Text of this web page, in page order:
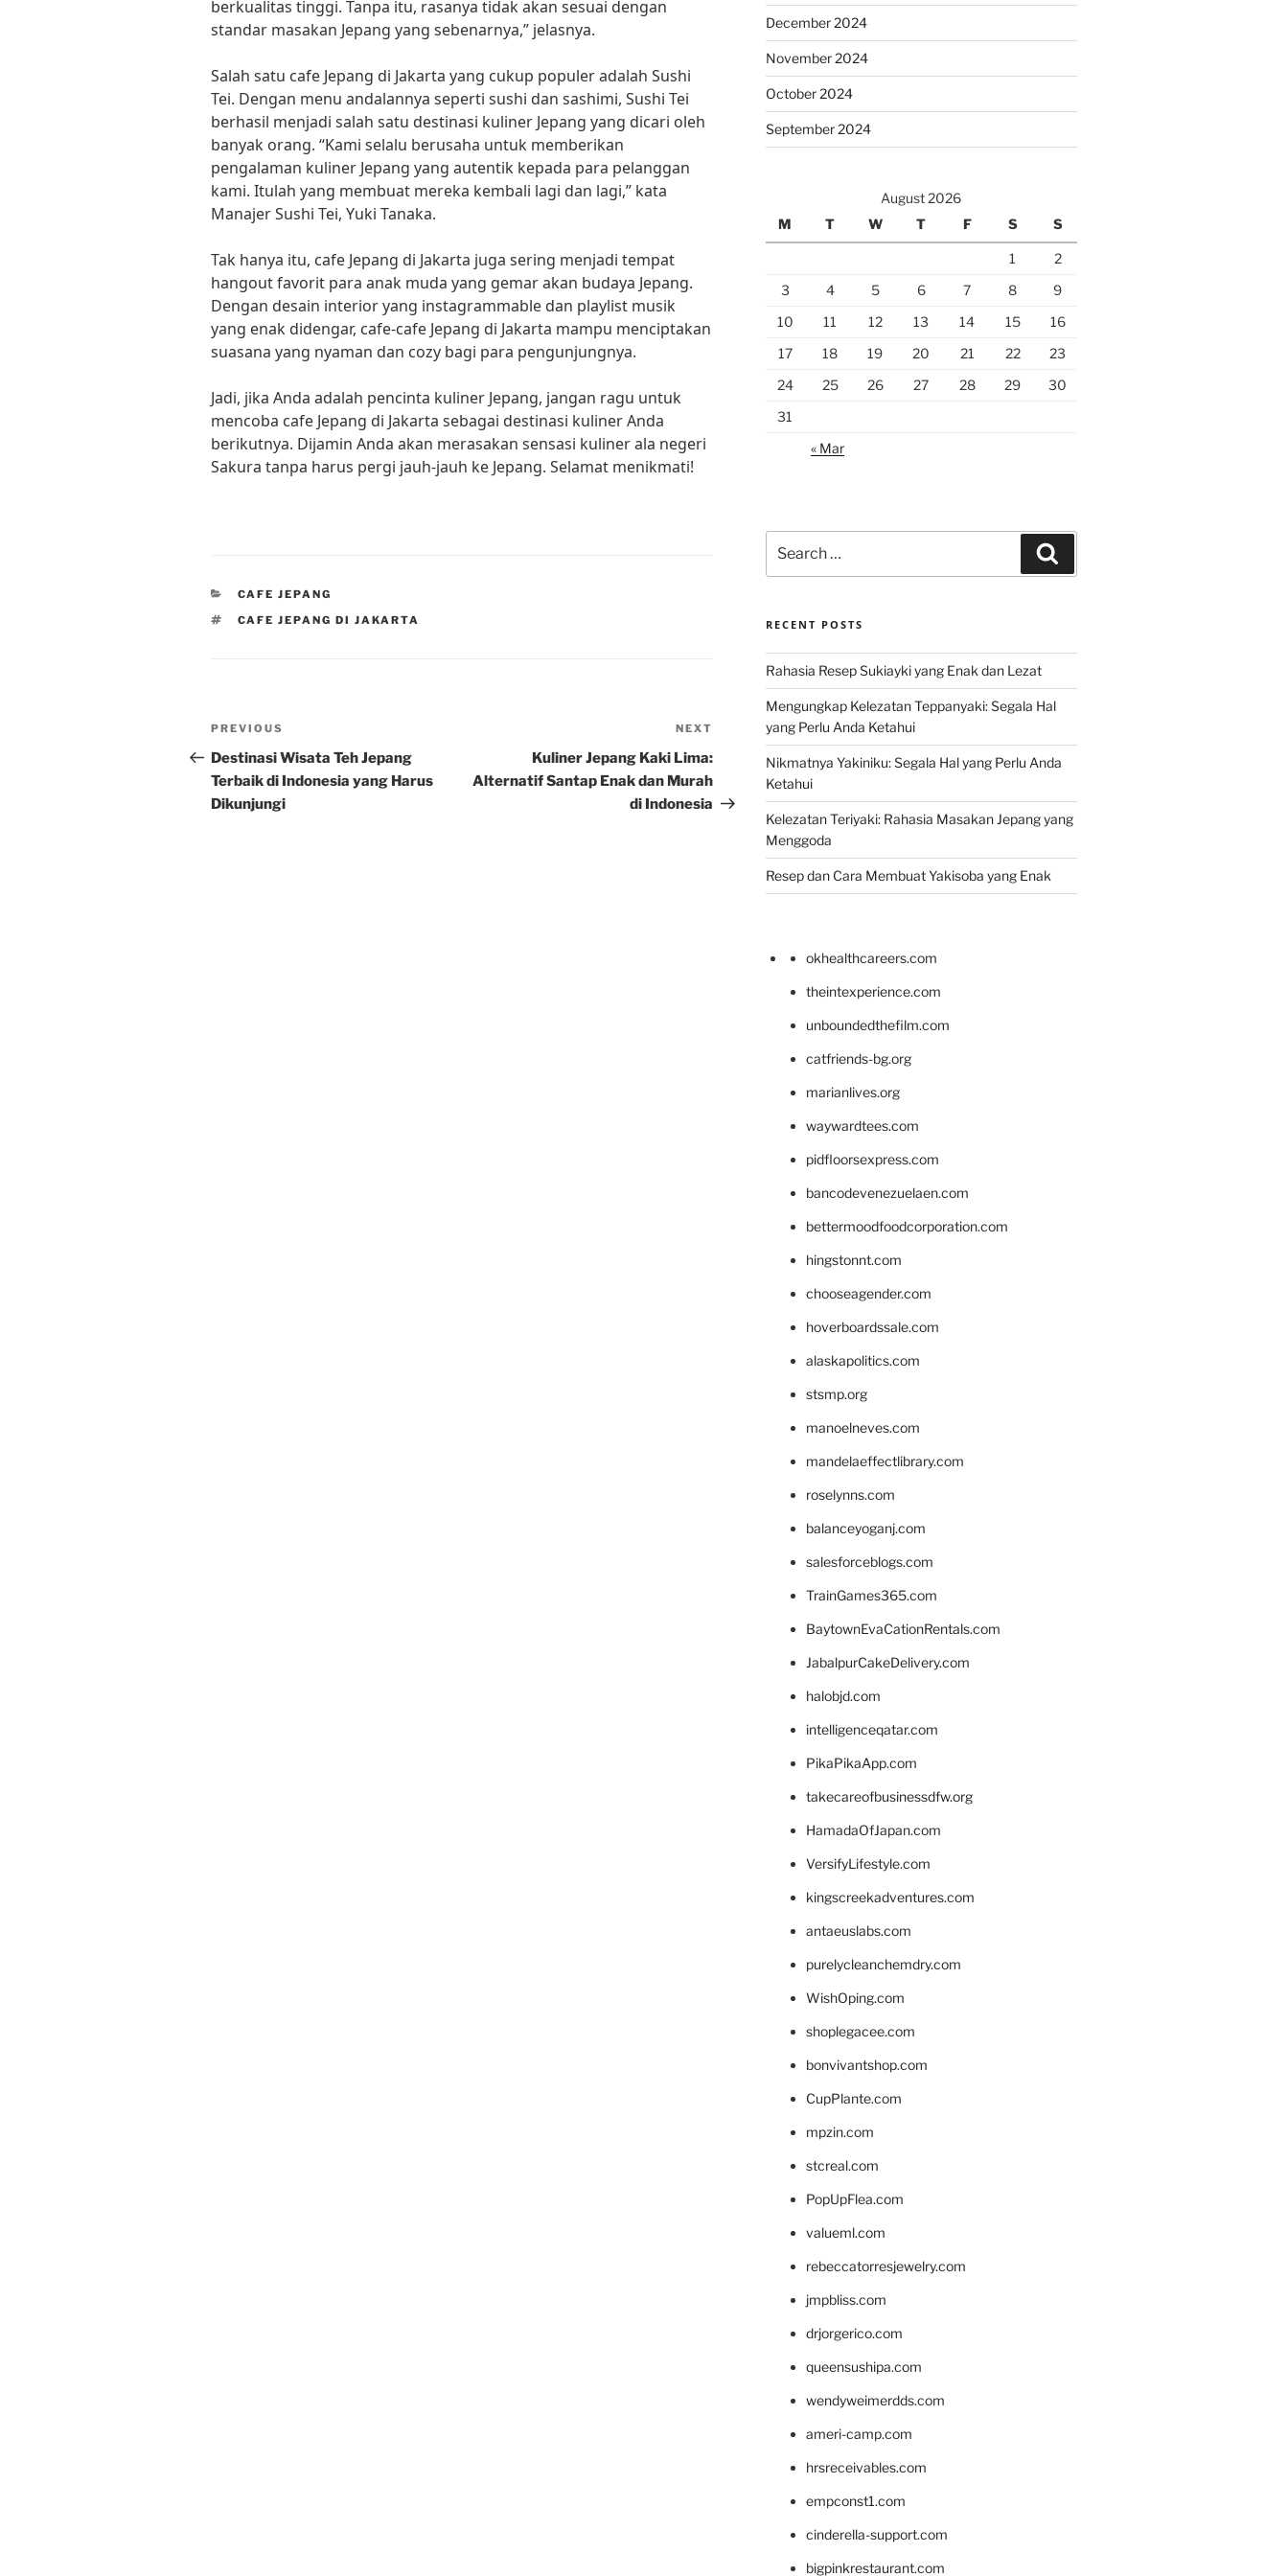
berkualitas tinggi. Tanpa itu, rasanya tidak akan sesuai dengan
standar masakan Jepang yang sebenarnya,” jelasnya.
Salah satu cafe Jepang di Jakarta yang cukup populer adalah Sushi
Tei. Dengan menu andalannya seperti sushi dan sashimi, Sushi Tei
berhasil menjadi salah satu destinasi kuliner Jepang yang dicari oleh
banyak orang. “Kami selalu berusaha untuk memberikan
pengalaman kuliner Jepang yang autentik kepada para pelanggan
kami. Itulah yang membuat mereka kembali lagi dan lagi,” kata
Manajer Sushi Tei, Yuki Tanaka.
Tak hanya itu, cafe Jepang di Jakarta juga sering menjadi tempat
hangout favorit para anak muda yang gemar akan budaya Jepang.
Dengan desain interior yang instagrammable dan playlist musik
yang enak didengar, cafe-cafe Jepang di Jakarta mampu menciptakan
suasana yang nyaman dan cozy bagi para pengunjungnya.
Jadi, jika Anda adalah pencinta kuliner Jepang, jangan ragu untuk
mencoba cafe Jepang di Jakarta sebagai destinasi kuliner Anda
berikutnya. Dijamin Anda akan merasakan sensasi kuliner ala negeri
Sakura tanpa harus pergi jauh-jauh ke Jepang. Selamat menikmati!
CATEGORIES
CAFE JEPANG
TAGS
CAFE JEPANG DI JAKARTA
Post
navigation
Previous
Post
PREVIOUS
Destinasi Wisata Teh Jepang
Terbaik di Indonesia yang Harus
Dikunjungi
Post
NEXT
Kuliner Jepang Kaki Lima:
Alternatif Santap Enak dan Murah
di Indonesia
December 2024
November 2024
October 2024
September 2024
August 2026
M
T W T F S S
1
2
3
4 5 6 7 8
9
10
11 12 13 14 15
16
17
18 19 20 21 22
23
24
25 26 27 28 29
30
31
« Mar
for:
RECENT POSTS
Rahasia Resep Sukiayki yang Enak dan Lezat
Mengungkap Kelezatan Teppanyaki: Segala Hal
yang Perlu Anda Ketahui
Nikmatnya Yakiniku: Segala Hal yang Perlu Anda
Ketahui
Kelezatan Teriyaki: Rahasia Masakan Jepang yang
Menggoda
Resep dan Cara Membuat Yakisoba yang Enak
okhealthcareers.com
theintexperience.com
unboundedthefilm.com
catfriends-bg.org
marianlives.org
waywardtees.com
pidfloorsexpress.com
bancodevenezuelaen.com
bettermoodfoodcorporation.com
hingstonnt.com
chooseagender.com
hoverboardssale.com
alaskapolitics.com
stsmp.org
manoelneves.com
mandelaeffectlibrary.com
roselynns.com
balanceyoganj.com
salesforceblogs.com
TrainGames365.com
BaytownEvaCationRentals.com
JabalpurCakeDelivery.com
halobjd.com
intelligenceqatar.com
PikaPikaApp.com
takecareofbusinessdfw.org
HamadaOfJapan.com
VersifyLifestyle.com
kingscreekadventures.com
antaeuslabs.com
purelycleanchemdry.com
WishOping.com
shoplegacee.com
bonvivantshop.com
CupPlante.com
mpzin.com
stcreal.com
PopUpFlea.com
valueml.com
rebeccatorresjewelry.com
jmpbliss.com
drjorgerico.com
queensushipa.com
wendyweimerdds.com
ameri-camp.com
hrsreceivables.com
empconst1.com
cinderella-support.com
bigpinkrestaurant.com